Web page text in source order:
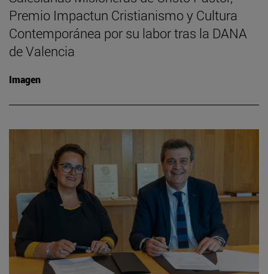
Premio Impactun Cristianismo y Cultura
Contemporánea por su labor tras la DANA
de Valencia
Imagen